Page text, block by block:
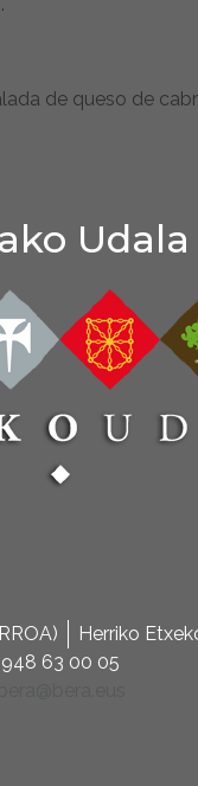
Udala
Herriko
948 63 00 05
de queso de